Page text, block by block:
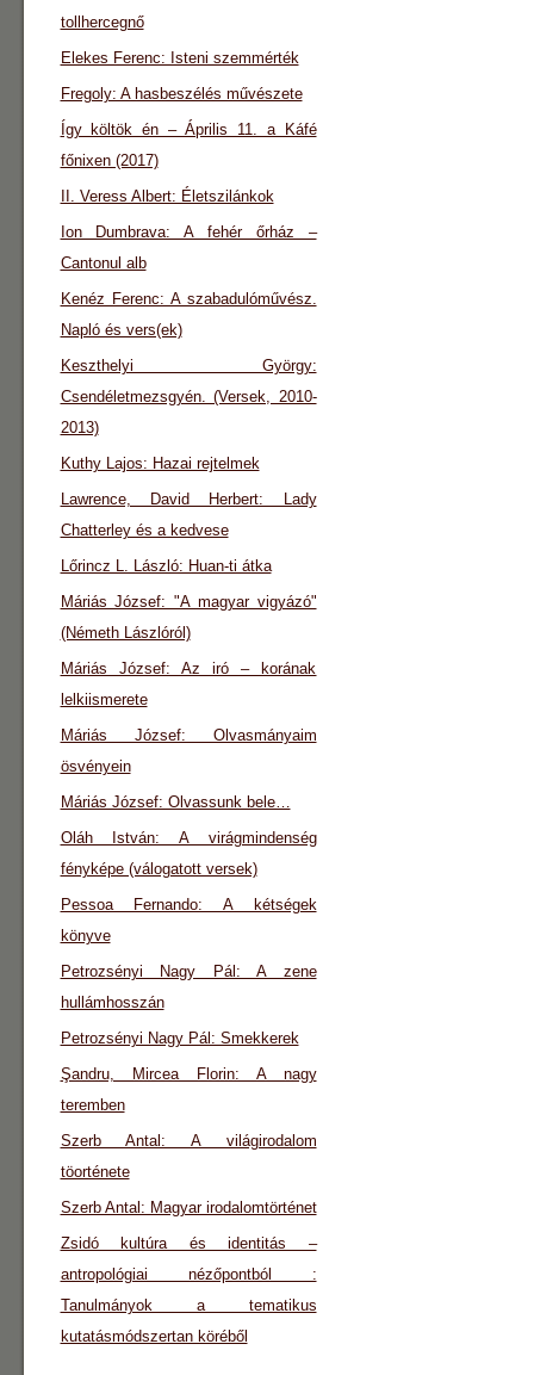
tollhercegnő
Elekes Ferenc: Isteni szemmérték
Fregoly: A hasbeszélés művészete
Így költök én – Április 11. a Káfé
főnixen (2017)
II. Veress Albert: Életszilánkok
Ion Dumbrava: A fehér őrház –
Cantonul alb
Kenéz Ferenc: A szabadulóművész.
Napló és vers(ek)
Keszthelyi György:
Csendéletmezsgyén. (Versek, 2010-
2013)
Kuthy Lajos: Hazai rejtelmek
Lawrence, David Herbert: Lady
Chatterley és a kedvese
Lőrincz L. László: Huan-ti átka
Máriás József: "A magyar vigyázó"
(Németh Lászlóról)
Máriás József: Az iró – korának
lelkiismerete
Máriás József: Olvasmányaim
ösvényein
Máriás József: Olvassunk bele…
Oláh István: A virágmindenség
fényképe (válogatott versek)
Pessoa Fernando: A kétségek
könyve
Petrozsényi Nagy Pál: A zene
hullámhosszán
Petrozsényi Nagy Pál: Smekkerek
Şandru, Mircea Florin: A nagy
teremben
Szerb Antal: A világirodalom
töorténete
Szerb Antal: Magyar irodalomtörténet
Zsidó kultúra és identitás –
antropológiai nézőpontból :
Tanulmányok a tematikus
kutatásmódszertan köréből